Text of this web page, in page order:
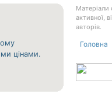
цінами.
Матеріали
активної,
авторів.
Головна